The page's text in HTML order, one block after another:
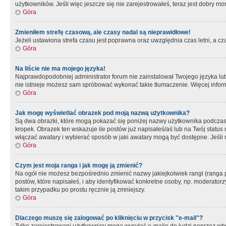
użytkowników. Jeśli więc jeszcze się nie zarejestrowałeś, teraz jest dobry
Góra
Zmieniłem strefę czasową, ale czasy nadal są nieprawidłowe!
Jeżeli ustawiona strefa czasu jest poprawna oraz uwzględnia czas letni, a
Góra
Na liście nie ma mojego języka!
Najprawdopodobniej administrator forum nie zainstalował Twojego języka
nie istnieje możesz sam spróbować wykonać takie tłumaczenie. Więcej
Góra
Jak mogę wyświetlać obrazek pod moją nazwą użytkownika?
Są dwa obrazki, które mogą pokazać się poniżej nazwy użytkownika
kropek. Obrazek ten wskazuje ile postów już napisałeś/aś lub na Twój
włączać awatary i wybierać sposób w jaki awatary mogą być dostępne.
Góra
Czym jest moja ranga i jak mogę ją zmienić?
Na ogół nie możesz bezpośrednio zmienić nazwy jakiejkolwiek rangi
postów, które napisałeś, i aby identyfikować konkretne osoby, np.
takim przypadku po prostu ręcznie ją zmniejszy.
Góra
Dlaczego muszę się zalogować po kliknięciu w przycisk "e-mail"?